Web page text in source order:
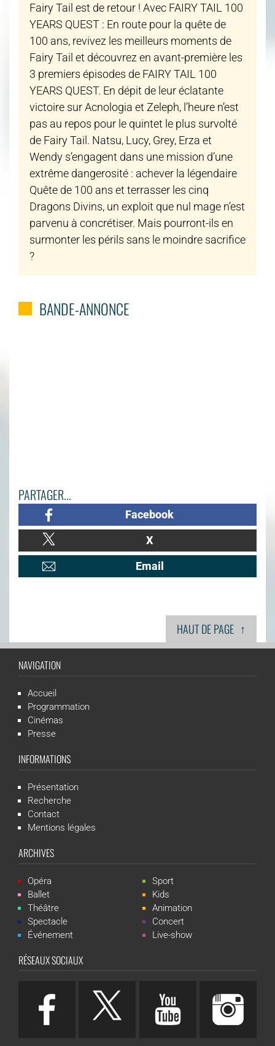
Fairy Tail est de retour ! Avec FAIRY TAIL 100
YEARS QUEST : En route pour la quête de
100 ans, revivez les meilleurs moments de
Fairy Tail et découvrez en avant-première les
3 premiers épisodes de FAIRY TAIL 100
YEARS QUEST. En dépit de leur éclatante
victoire sur Acnologia et Zeleph, l’heure n’est
pas au repos pour le quintet le plus survolté
de Fairy Tail. Natsu, Lucy, Grey, Erza et
Wendy s’engagent dans une mission d’une
extrême dangerosité : achever la légendaire
Quête de 100 ans et terrasser les cinq
Dragons Divins, un exploit que nul mage n’est
parvenu à concrétiser. Mais pourront-ils en
surmonter les périls sans le moindre sacrifice
?
BANDE-ANNONCE
PARTAGER...
Facebook
X
Email
HAUT DE PAGE ↑
NAVIGATION
Accueil
Programmation
Cinémas
Presse
INFORMATIONS
Présentation
Recherche
Contact
Mentions légales
ARCHIVES
Opéra
Ballet
Théâtre
Spectacle
Événement
Sport
Kids
Animation
Concert
Live-show
RÉSEAUX SOCIAUX